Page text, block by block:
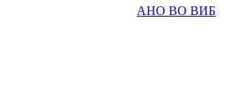
АНО ВО ВИБ